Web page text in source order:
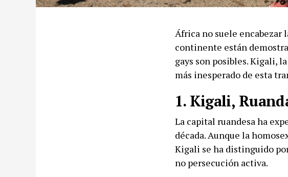
África no suele encabezar
continente están
gays son posibles. Kigali,
más inesperado de esta
1. Kigali,
La capital ruandesa ha
década. Aunque la
Kigali se ha distinguido
no persecución activa.